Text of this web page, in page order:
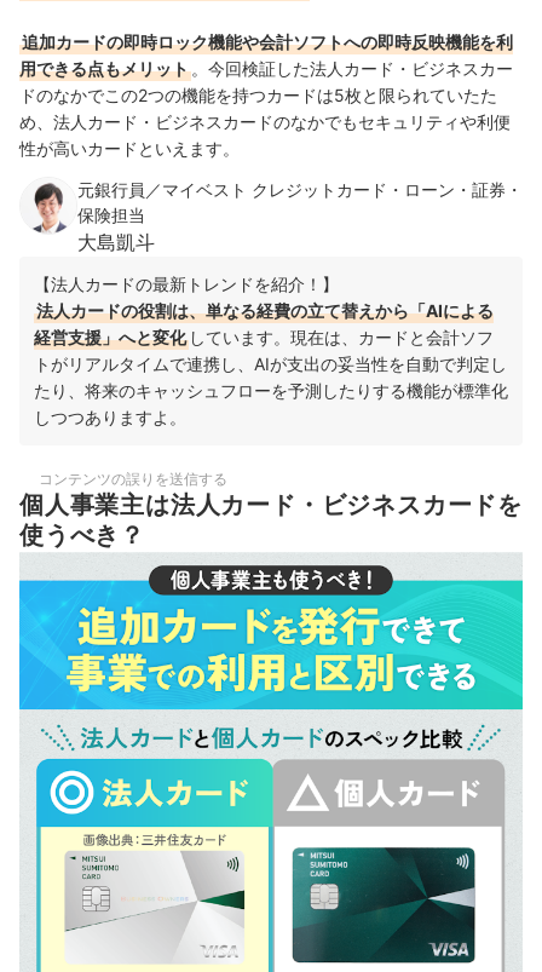
追加カードの即時ロック機能や会計ソフトへの即時反映機能を利
用できる点もメリット 。今回検証した法人カード・ビジネスカー
ドのなかでこの2つの機能を持つカードは5枚と限られていたた
め、法人カード・ビジネスカードのなかでもセキュリティや利便
性が高いカードといえます。
元銀行員／マイベスト クレジットカード・ローン・証券・
保険担当
大島凱斗
【法人カードの最新トレンドを紹介！】
法人カードの役割は、単なる経費の立て替えから「AIによる
経営支援」へと変化 しています。現在は、カードと会計ソフ
トがリアルタイムで連携し、AIが支出の妥当性を自動で判定し
たり、将来のキャッシュフローを予測したりする機能が標準化
しつつありますよ。
コンテンツの誤りを送信する
個人事業主は法人カード・ビジネスカードを
使うべき？